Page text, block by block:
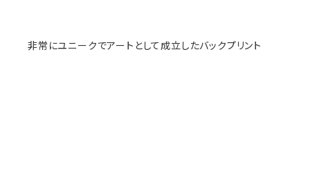
非常にユニークでアートとして成立したバックプリント